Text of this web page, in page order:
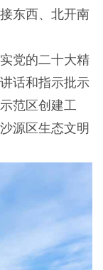
东西、北开南
党的二十大精
话和指示批示
范区创建工
源区生态文明